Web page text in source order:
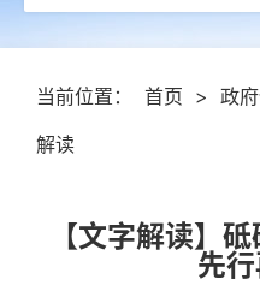
当前位置： 首页 > 政
解读
【文字解读】
先